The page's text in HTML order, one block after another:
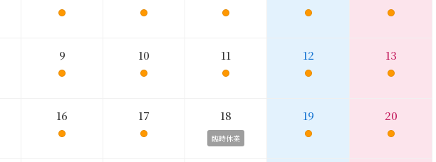
9 10 11 12 13
16 17 18
臨時休業
19 20